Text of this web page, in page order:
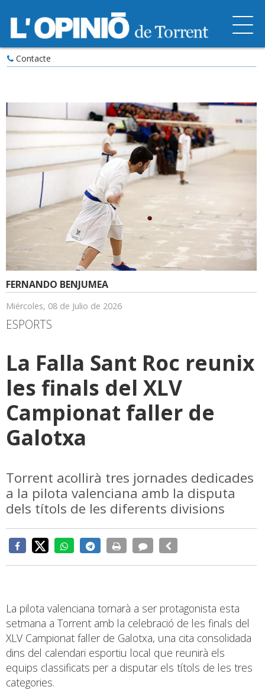
Contacte
FERNANDO BENJUMEA
Miércoles, 08 de Julio de 2026
ESPORTS
La Falla Sant Roc reunix
les finals del XLV
Campionat faller de
Galotxa
Torrent acollirà tres jornades dedicades
a la pilota valenciana amb la disputa
dels títols de les diferents divisions
La pilota valenciana tornarà a ser protagonista esta
setmana a Torrent amb la celebració de les finals del
XLV Campionat faller de Galotxa, una cita consolidada
dins del calendari esportiu local que reunirà els
equips classificats per a disputar els títols de les tres
categories.